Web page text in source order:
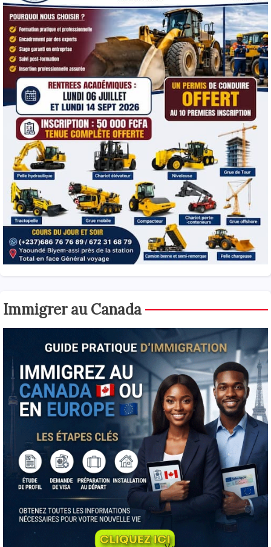
Immigrer au Canada